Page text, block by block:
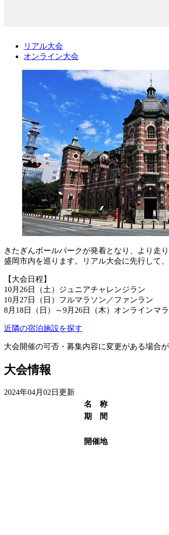
リアル大会
オンライン大会
きたぎんボールパークが発着となり、より走
盛岡市内を巡ります。リアル大会に先行して
【大会日程】
10月26日（土）ジュニアチャレンジラン
10月27日（日）フルマラソン／ファンラン
8月18日（日）～9月26日（木）オンラインマ
近隣の宿泊施設を探す
大会開催の可否・募集内容に変更がある場合
大会情報
2024年04月02日更新
名 称
期 間
開催地